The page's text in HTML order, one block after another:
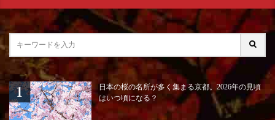
日本の桜の名所が多く集まる京都。2026年の見頃
はいつ頃になる？